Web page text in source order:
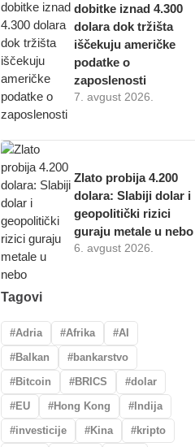
dobitke iznad 4.300
dolara dok tržišta
iščekuju američke
podatke o
zaposlenosti
7. avgust 2026.
Zlato probija 4.200
dolara: Slabiji dolar i
geopolitički rizici
guraju metale u nebo
6. avgust 2026.
Tagovi
Adria Afrika
AI
Balkan
bankarstvo
Bitcoin
BRICS
dolar
EU
Hong Kong
Indija
investicije
Kina
kripto